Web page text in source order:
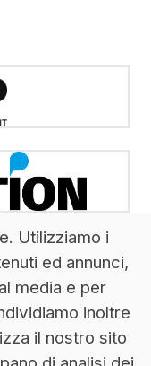
Utilizziamo i
ed annunci,
media e per
inoltre
il nostro sito